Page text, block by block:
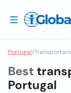
Portugal/
Best
Portugal